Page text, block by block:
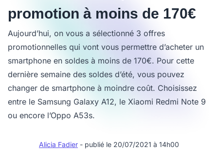
promotion à moins de 170€
Aujourd’hui, on vous a sélectionné 3 offres
promotionnelles qui vont vous permettre d’acheter un
smartphone en soldes à moins de 170€. Pour cette
dernière semaine des soldes d’été, vous pouvez
changer de smartphone à moindre coût. Choisissez
entre le Samsung Galaxy A12, le Xiaomi Redmi Note 9
ou encore l’Oppo A53s.
Alicia Fadier - publié le 20/07/2021 à 14h00